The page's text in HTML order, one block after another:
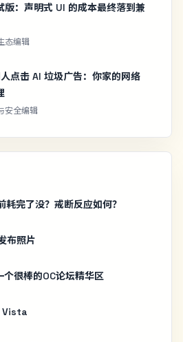
：声明式 UI 的成本最终落到兼
态编辑
点击 AI 垃圾广告：你家的网络
安全编辑
完了没？戒断反应如何？
布照片
很棒的OC论坛精华区
Vista